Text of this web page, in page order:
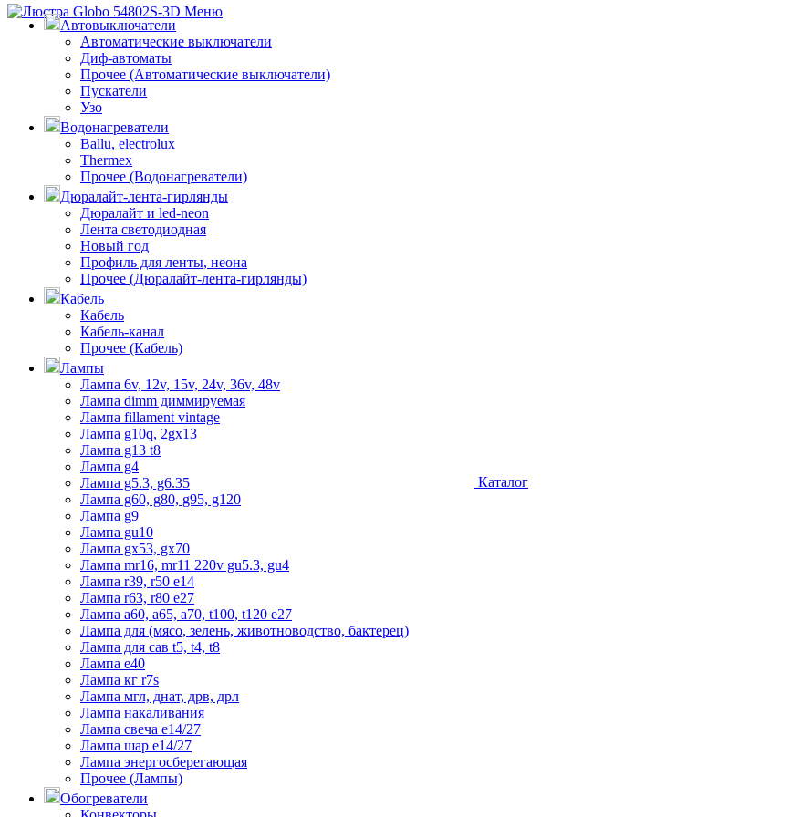
Меню
Каталог
8 (3842) 21-14-47
Поможем с выбором
Автовыключатели
Автоматические выключатели
Диф-автоматы
Прочее (Автоматические выключатели)
Пускатели
Узо
Водонагреватели
Ballu, electrolux
Thermex
Прочее (Водонагреватели)
Дюралайт-лента-гирлянды
Дюралайт и led-neon
Лента светодиодная
Новый год
Профиль для ленты, неона
Прочее (Дюралайт-лента-гирлянды)
Кабель
Кабель
Кабель-канал
Прочее (Кабель)
Лампы
Лампа 6v, 12v, 15v, 24v, 36v, 48v
Лампа dimm диммируемая
Лампа fillament vintage
Лампа g10q, 2gx13
Лампа g13 t8
Лампа g4
Лампа g5.3, g6.35
Лампа g60, g80, g95, g120
Лампа g9
Лампа gu10
Лампа gx53, gx70
Лампа mr16, mr11 220v gu5.3, gu4
Лампа r39, r50 е14
Лампа r63, r80 е27
Лампа а60, а65, а70, t100, t120 е27
Лампа для (мясо, зелень, животноводство, бактерец)
Лампа для сав t5, t4, t8
Лампа е40
Лампа кг r7s
Лампа мгл, днат, дрв, дрл
Лампа накаливания
Лампа свеча е14/27
Лампа шар е14/27
Лампа энергосберегающая
Прочее (Лампы)
Обогреватели